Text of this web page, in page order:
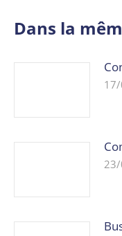
Dans la